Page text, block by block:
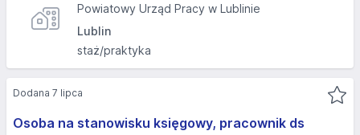
Powiatowy Urząd Pracy w Lublinie
Lublin
staż/praktyka
Osoba na stanowisku księgowy, pracownik ds
Dodana 7 lipca